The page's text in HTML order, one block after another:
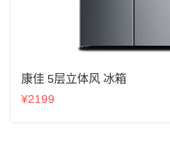
康佳 5层立体风 冰箱
¥2199